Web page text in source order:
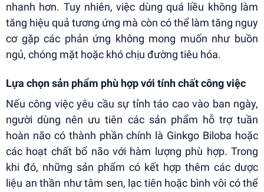
nhanh hơn. Tuy nhiên, việc dùng quá liều không làm
tăng hiệu quả tương ứng mà còn có thể làm tăng nguy
cơ gặp các phản ứng không mong muốn như buồn
ngủ, chóng mặt hoặc khó chịu đường tiêu hóa.
Lựa chọn sản phẩm phù hợp với tính chất công việc
Nếu công việc yêu cầu sự tỉnh táo cao vào ban ngày,
người dùng nên ưu tiên các sản phẩm hỗ trợ tuần
hoàn não có thành phần chính là Ginkgo Biloba hoặc
các hoạt chất bổ não với hàm lượng phù hợp. Trong
khi đó, những sản phẩm có kết hợp thêm các dược
liệu an thần như tâm sen, lạc tiên hoặc bình vôi có thể